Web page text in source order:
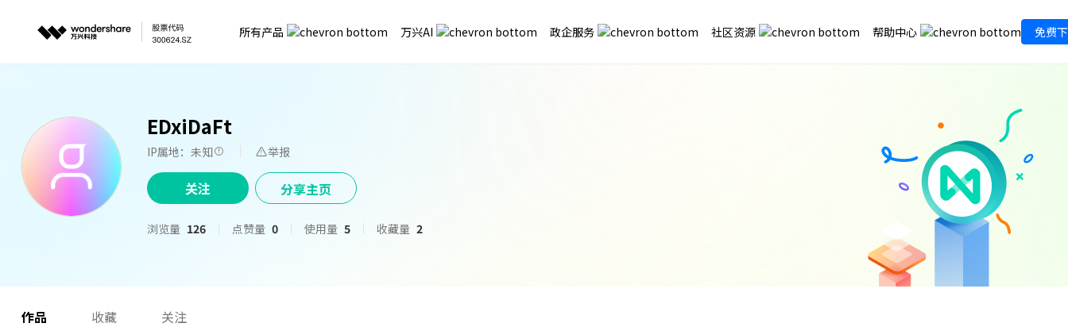
所有产品 万兴AI 政企服务 社区资源 帮助中心 免费
EDxiDaFt
IP属地：未知 举报
关注 分享主页
浏览量 126 点赞量 0 使用量 5 收藏量 2
作品 收藏 关注